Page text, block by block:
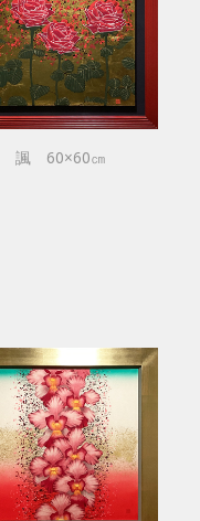
諷 60×60㎝